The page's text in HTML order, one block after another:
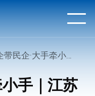
牵小手｜江苏省工业软件供需对接会在宁成功举办
手｜江苏